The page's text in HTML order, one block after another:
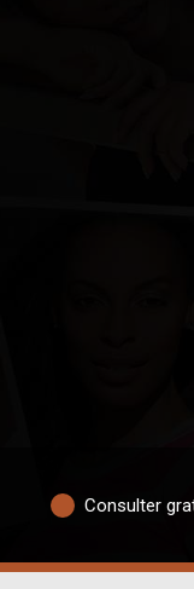
Consulter